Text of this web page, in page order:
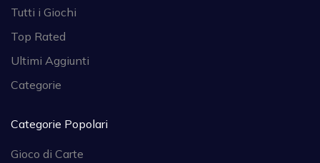
Tutti i Giochi
Top Rated
Ultimi Aggiunti
Categorie
Categorie Popolari
Gioco di Carte